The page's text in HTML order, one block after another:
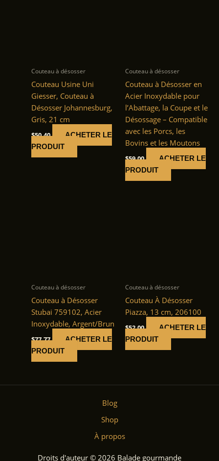
Couteau à désosser
Couteau Usine Uni
Giesser, Couteau à
Désosser Johannesburg,
Gris, 21 cm
$50.40
ACHETER LE
PRODUIT
Couteau à désosser
Couteau à Désosser en
Acier Inoxydable pour
l’Abattage, la Coupe et le
Désossage – Compatible
avec les Porcs, les
Bovins et les Moutons
$59.00
ACHETER LE
PRODUIT
Couteau à désosser
Couteau à Désosser
Stubai 759102, Acier
Inoxydable, Argent/Brun
$77.77
ACHETER LE
PRODUIT
Couteau à désosser
Couteau À Désosser
Piazza, 13 cm, 206100
$52.00
ACHETER LE
PRODUIT
Blog
Shop
À propos
Droits d'auteur © 2026 Balade gourmande